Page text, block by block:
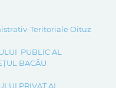
Teritoriale Oituz
PUBLIC AL
BACĂU
PRIVAT AL